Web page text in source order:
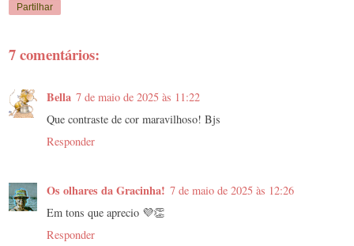
Partilhar
7 comentários:
Bella 7 de maio de 2025 às 11:22
Que contraste de cor maravilhoso! Bjs
Responder
Os olhares da Gracinha! 7 de maio de 2025 às 12:26
Em tons que aprecio 💜👏
Responder